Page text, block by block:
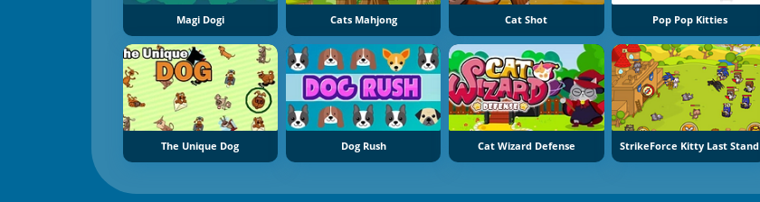
Magi Dogi Cats Mahjong Cat Shot Pop Pop Kitties
The Unique Dog Dog Rush Cat Wizard Defense StrikeForce Kitty Last Stand